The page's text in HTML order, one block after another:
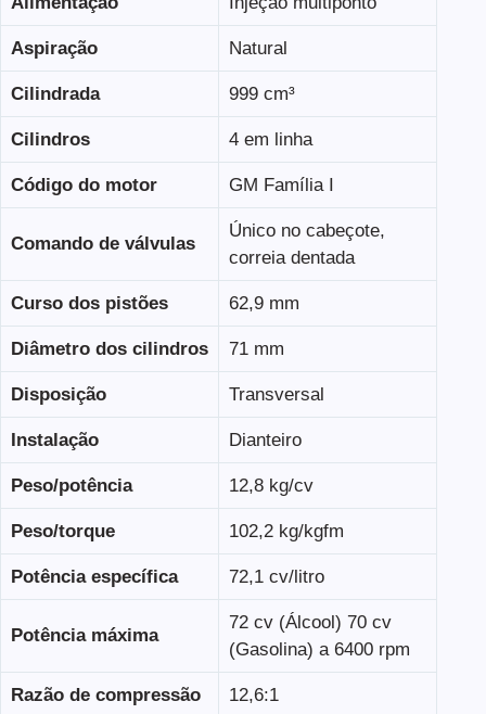
Aspiração Natural
Cilindrada 999 cm³
Cilindros 4 em linha
Código do motor GM Família I
Comando de válvulas
Único no cabeçote,
correia dentada
Curso dos pistões 62,9 mm
Diâmetro dos cilindros 71 mm
Disposição Transversal
Instalação Dianteiro
Peso/potência 12,8 kg/cv
Peso/torque 102,2 kg/kgfm
Potência específica 72,1 cv/litro
Potência máxima
72 cv (Álcool) 70 cv
(Gasolina) a 6400 rpm
Razão de compressão 12,6:1